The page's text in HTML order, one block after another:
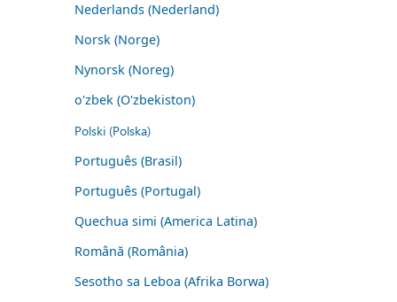
Nederlands (Nederland)
Norsk (Norge)
Nynorsk (Noreg)
o'zbek (O'zbekiston)
Polski (Polska)
Português (Brasil)
Português (Portugal)
Quechua simi (America Latina)
Română (România)
Sesotho sa Leboa (Afrika Borwa)